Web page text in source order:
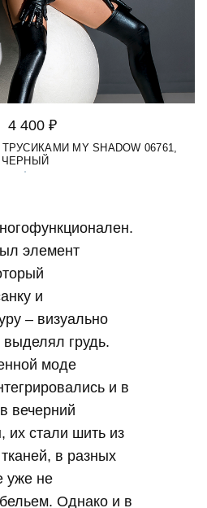
4 400 ₽
MY SHADOW 06761,
ЧЕРНЫЙ
элемент
и
– визуально
грудь.
моде
и в
вечерний
их стали шить из
в разных
уже не
Однако и в